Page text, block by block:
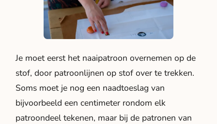
Je moet eerst het naaipatroon overnemen op de
stof, door patroonlijnen op stof over te trekken.
Soms moet je nog een naadtoeslag van
bijvoorbeeld een centimeter rondom elk
patroondeel tekenen, maar bij de patronen van